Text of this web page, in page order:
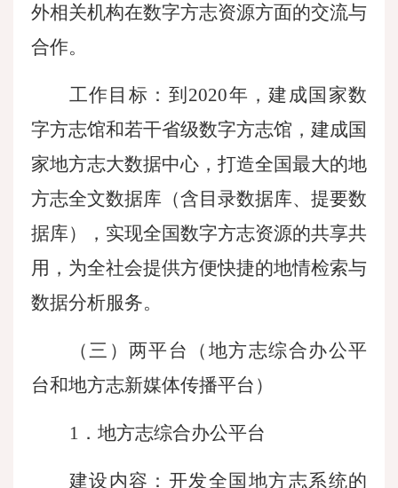
外相关机构在数字方志资源方面的交流与
合作。
工作目标：到 2020年，建成国家数
字方志馆和若干省级数字方志馆，建成国
家地方志大数据中心，打造全国最大的地
方志全文数据库（含目录数据库、提要数
据库），实现全国数字方志资源的共享共
用，为全社会提供方便快捷的地情检索与
数据分析服务。
（三）两平台（地方志综合办公平
台和地方志新媒体传播平台）
1．地方志综合办公平台
建设内容：开发全国地方志系统的